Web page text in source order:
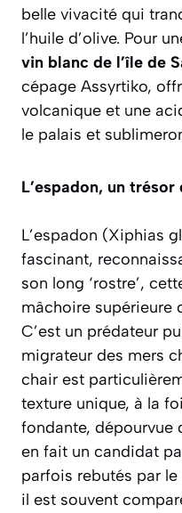
belle vivacité qui
l’huile d’olive. Pour
vin blanc de l’île de
cépage Assyrtiko,
volcanique et une
le palais et
L’espadon, un
L’espadon (Xiphias
fascinant,
son long ‘rostre’,
mâchoire supérieure
C’est un prédateur
migrateur des mers
chair est
texture unique, à la
fondante, dépourvue
en fait un candidat
parfois rebutés par
il est souvent